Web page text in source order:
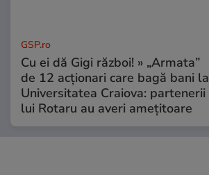
GSP.ro
Cu ei dă Gigi război! » „Armata”
de 12 acționari care bagă bani la
Universitatea Craiova: partenerii
lui Rotaru au averi amețitoare